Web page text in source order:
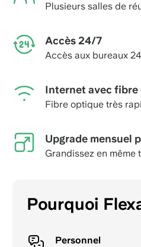
Plusieurs salles de
Accès 24/7
Accès aux bureaux
Internet avec fibre
Fibre optique très
Upgrade mensuel
Grandissez en même
Pourquoi
Personnel